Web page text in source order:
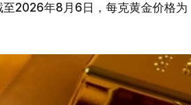
2026年8月6日，每克黄金价格为